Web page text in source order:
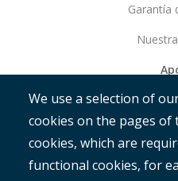
We use a selection of
cookies on the pages of
cookies, which are
functional cookies, for
Garantía